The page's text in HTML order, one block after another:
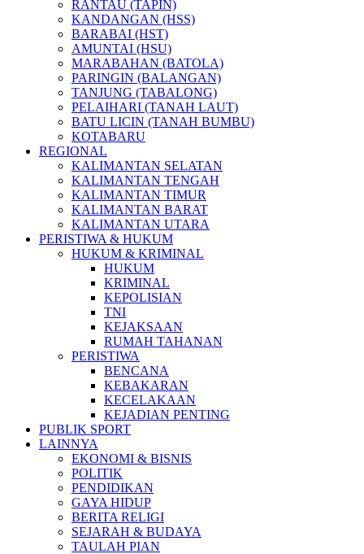
RANTAU (TAPIN)
KANDANGAN (HSS)
BARABAI (HST)
AMUNTAI (HSU)
MARABAHAN (BATOLA)
PARINGIN (BALANGAN)
TANJUNG (TABALONG)
PELAIHARI (TANAH LAUT)
BATU LICIN (TANAH BUMBU)
KOTABARU
REGIONAL
KALIMANTAN SELATAN
KALIMANTAN TENGAH
KALIMANTAN TIMUR
KALIMANTAN BARAT
KALIMANTAN UTARA
PERISTIWA & HUKUM
HUKUM & KRIMINAL
HUKUM
KRIMINAL
KEPOLISIAN
TNI
KEJAKSAAN
RUMAH TAHANAN
PERISTIWA
BENCANA
KEBAKARAN
KECELAKAAN
KEJADIAN PENTING
PUBLIK SPORT
LAINNYA
EKONOMI & BISNIS
POLITIK
PENDIDIKAN
GAYA HIDUP
BERITA RELIGI
SEJARAH & BUDAYA
TAULAH PIAN